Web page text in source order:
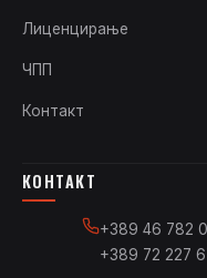
Лиценцирање
ЧПП
Контакт
КОНТАКТ
+389 46 782
+389 72 227